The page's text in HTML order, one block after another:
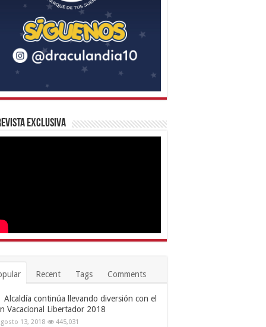
Exclusiva
Recent Tags Comments
Alcaldía continúa llevando diversión con el
Vacacional Libertador 2018
13, 2018 445,031